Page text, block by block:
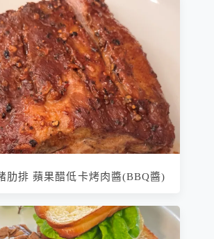
肋排 蘋果醋低卡烤肉醬(BBQ醬)